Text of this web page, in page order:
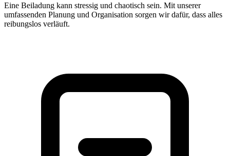
Eine Beiladung kann stressig und chaotisch sein. Mit unserer
umfassenden Planung und Organisation sorgen wir dafür, dass alles
reibungslos verläuft.